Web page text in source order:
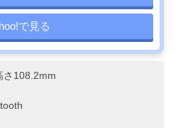
で見る
さ108.2mm